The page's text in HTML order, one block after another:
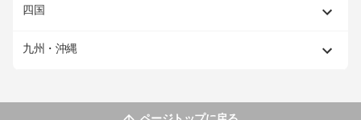
四国
九州・沖縄